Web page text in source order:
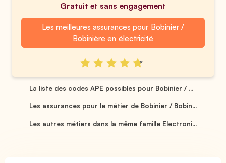
Gratuit et sans engagement
Les meilleures assurances pour Bobinier /
Bobinière en électricité
La liste des codes APE possibles pour Bobinier / ...
Les assurances pour le métier de Bobinier / Bobin...
Les autres métiers dans la même famille Electroni...